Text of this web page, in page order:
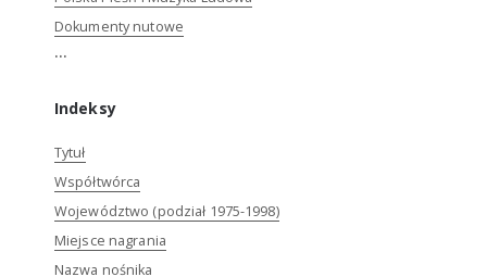
Dokumenty nutowe
...
Indeksy
Tytuł
Współtwórca
Województwo (podział 1975-1998)
Miejsce nagrania
Nazwa nośnika